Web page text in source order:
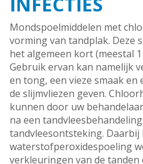
Mondspoelmiddelen met
vorming van tandplak. Deze
het algemeen kort (meestal
Gebruik ervan kan namelijk
en tong, een vieze smaak
de slijmvliezen geven.
kunnen door uw
na een
tandvleesontsteking. Daarbij
waterstofperoxidespoeling
verkleuringen van de